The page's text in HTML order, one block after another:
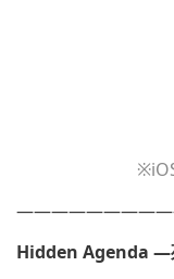
Hidden Agenda ―